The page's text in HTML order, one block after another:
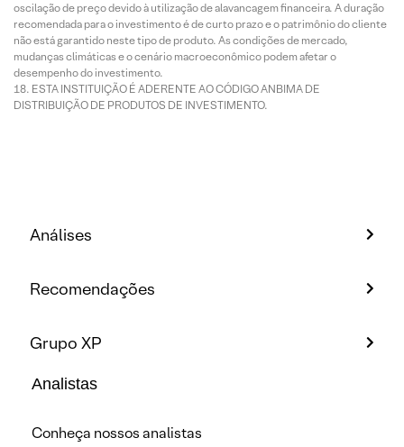
oscilação de preço devido à utilização de alavancagem financeira. A duração
recomendada para o investimento é de curto prazo e o patrimônio do cliente
não está garantido neste tipo de produto. As condições de mercado,
mudanças climáticas e o cenário macroeconômico podem afetar o
desempenho do investimento.
ESTA INSTITUIÇÃO É ADERENTE AO CÓDIGO ANBIMA DE
DISTRIBUIÇÃO DE PRODUTOS DE INVESTIMENTO.
Análises
Recomendações
Grupo XP
Analistas
Conheça nossos analistas